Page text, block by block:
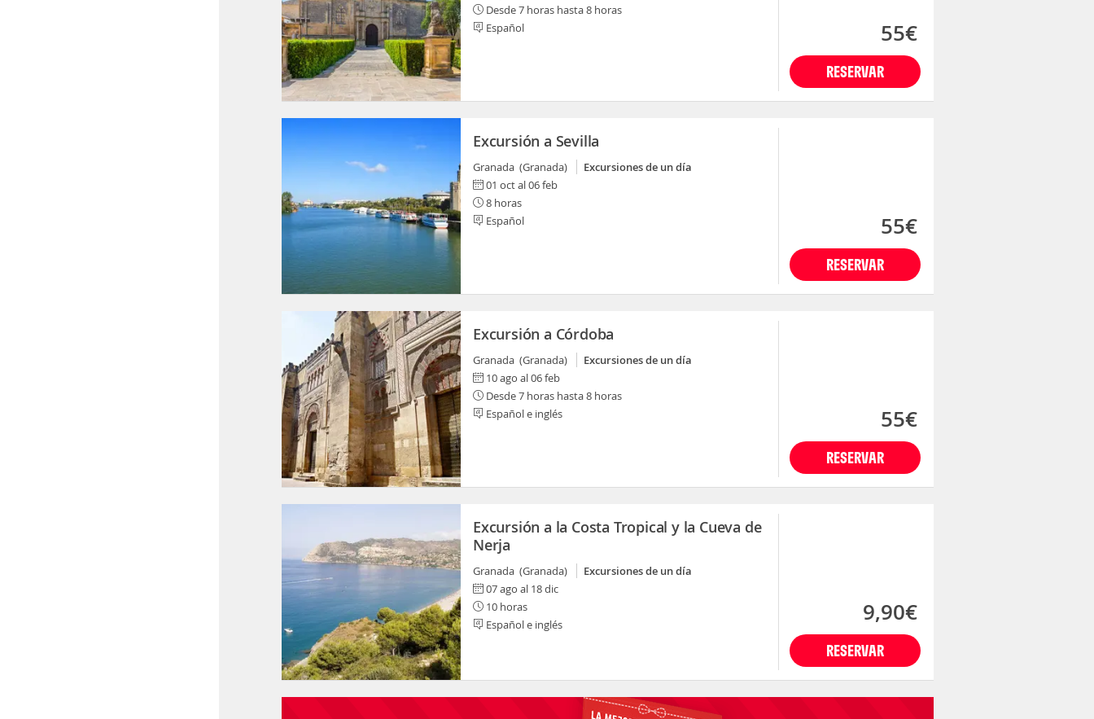
Desde 7 horas hasta 8 horas
Español
RESERVAR
55€
Excursión a Sevilla
Granada (Granada)
Excursiones de un día
01 oct al 06 feb
8 horas
Español
RESERVAR
55€
Excursión a Córdoba
Granada (Granada)
Excursiones de un día
10 ago al 06 feb
Desde 7 horas hasta 8 horas
Español e inglés
RESERVAR
55€
Excursión a la Costa Tropical y la Cueva de
Nerja
Granada (Granada)
Excursiones de un día
07 ago al 18 dic
10 horas
Español e inglés
RESERVAR
9,90€